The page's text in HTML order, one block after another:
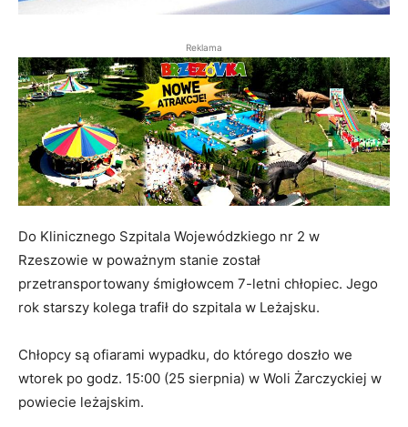
Reklama
Do Klinicznego Szpitala Wojewódzkiego nr 2 w
Rzeszowie w poważnym stanie został
przetransportowany śmigłowcem 7-letni chłopiec. Jego
rok starszy kolega trafił do szpitala w Leżajsku.
Chłopcy są ofiarami wypadku, do którego doszło we
wtorek po godz. 15:00 (25 sierpnia) w Woli Żarczyckiej w
powiecie leżajskim.